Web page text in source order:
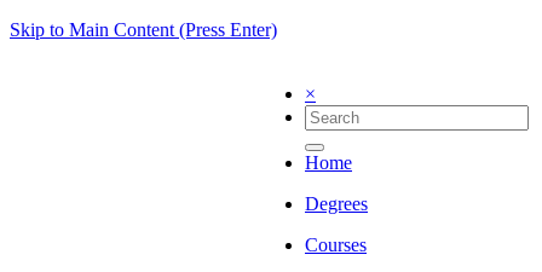
Skip to Main Content (Press Enter)
×
Home
Degrees
Courses